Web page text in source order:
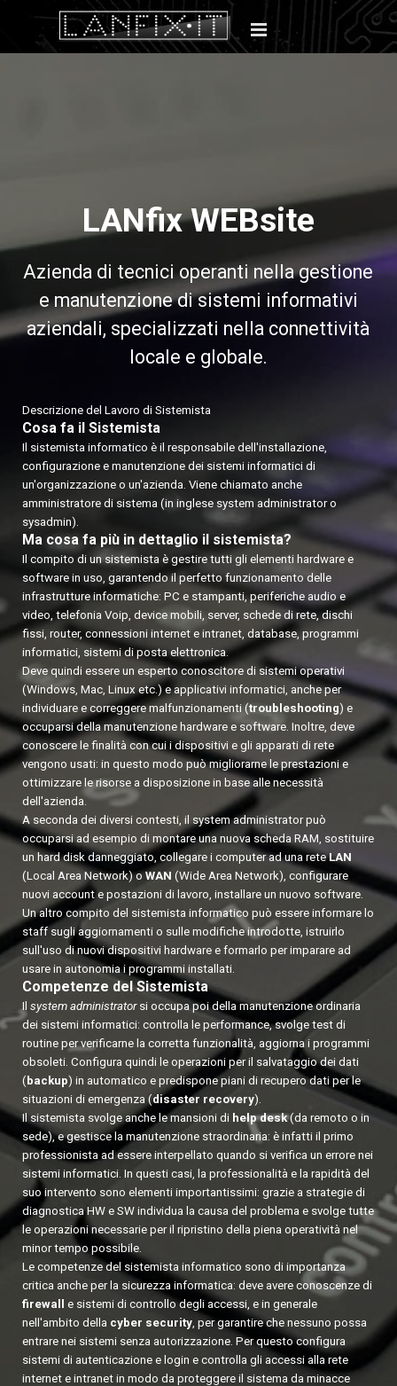
LANfix WEBsite
Azienda di tecnici operanti nella gestione
e manutenzione di sistemi informativi
aziendali, specializzati nella connettività
locale e globale.
Descrizione del Lavoro di Sistemista
Cosa fa il Sistemista
Il sistemista informatico è il responsabile dell'installazione,
configurazione e manutenzione dei sistemi informatici di
un'organizzazione o un'azienda. Viene chiamato anche
amministratore di sistema (in inglese system administrator o
sysadmin).
Ma cosa fa più in dettaglio il sistemista?
Il compito di un sistemista è gestire tutti gli elementi hardware e
software in uso, garantendo il perfetto funzionamento delle
infrastrutture informatiche: PC e stampanti, periferiche audio e
video, telefonia Voip, device mobili, server, schede di rete, dischi
fissi, router, connessioni internet e intranet, database, programmi
informatici, sistemi di posta elettronica.
Deve quindi essere un esperto conoscitore di sistemi operativi
(Windows, Mac, Linux etc.) e applicativi informatici, anche per
individuare e correggere malfunzionamenti (troubleshooting) e
occuparsi della manutenzione hardware e software. Inoltre, deve
conoscere le finalità con cui i dispositivi e gli apparati di rete
vengono usati: in questo modo può migliorarne le prestazioni e
ottimizzare le risorse a disposizione in base alle necessità
dell'azienda.
A seconda dei diversi contesti, il system administrator può
occuparsi ad esempio di montare una nuova scheda RAM, sostituire
un hard disk danneggiato, collegare i computer ad una reteLAN
(Local Area Network) o WAN (Wide Area Network), configurare
nuovi account e postazioni di lavoro, installare un nuovo software.
Un altro compito del sistemista informatico può essere informare lo
staff sugli aggiornamenti o sulle modifiche introdotte, istruirlo
sull'uso di nuovi dispositivi hardware e formarlo per imparare ad
usare in autonomia i programmi installati.
Competenze del Sistemista
Il system administratorsi occupa poi della manutenzione ordinaria
dei sistemi informatici: controlla le performance, svolge test di
routine per verificarne la corretta funzionalità, aggiorna i programmi
obsoleti. Configura quindi le operazioni per il salvataggio dei dati
( backup) in automatico e predispone piani di recupero dati per le
situazioni di emergenza (disaster recovery).
Il sistemista svolge anche le mansioni di help desk(da remoto o in
sede), e gestisce la manutenzione straordinaria: è infatti il primo
professionista ad essere interpellato quando si verifica un errore nei
sistemi informatici. In questi casi, la professionalità e la rapidità del
suo intervento sono elementi importantissimi: grazie a strategie di
diagnostica HW e SW individua la causa del problema e svolge tutte
le operazioni necessarie per il ripristino della piena operatività nel
minor tempo possibile.
Le competenze del sistemista informatico sono di importanza
critica anche per la sicurezza informatica: deve avere conoscenze di
firewall e sistemi di controllo degli accessi, e in generale
nell'ambito della cyber security, per garantire che nessuno possa
entrare nei sistemi senza autorizzazione. Per questo configura
sistemi di autenticazione e login e controlla gli accessi alla rete
internet e intranet in modo da proteggere il sistema da minacce